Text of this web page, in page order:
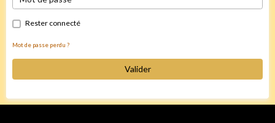
Rester connecté
Mot de passe perdu ?
Valider